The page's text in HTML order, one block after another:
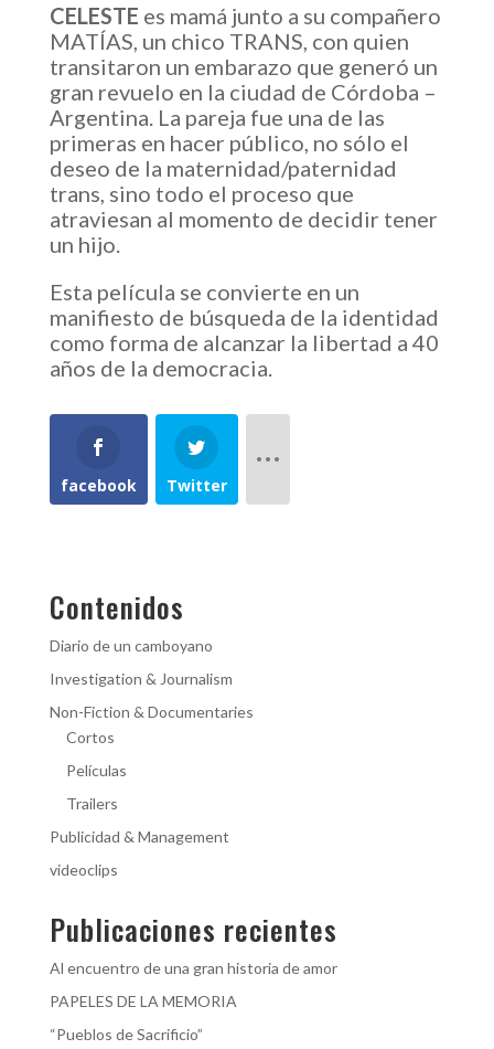
CELESTE es mamá junto a su compañero
MATÍAS, un chico TRANS, con quien
transitaron un embarazo que generó un
gran revuelo en la ciudad de Córdoba –
Argentina. La pareja fue una de las
primeras en hacer público, no sólo el
deseo de la maternidad/paternidad
trans, sino todo el proceso que
atraviesan al momento de decidir tener
un hijo.
Esta película se convierte en un
manifiesto de búsqueda de la identidad
como forma de alcanzar la libertad a 40
años de la democracia.
facebook Twitter
Contenidos
Diario de un camboyano
Investigation & Journalism
Non-Fiction & Documentaries
Cortos
Películas
Trailers
Publicidad & Management
videoclips
Publicaciones recientes
Al encuentro de una gran historia de amor
PAPELES DE LA MEMORIA
“Pueblos de Sacrificio”